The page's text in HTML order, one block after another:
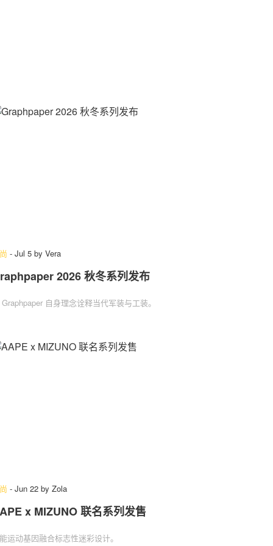
- Jul 5 by Vera
2026 秋冬系列发布
自身理念诠释当代军装与工装。
- Jun 22 by Zola
x MIZUNO 联名系列发售
运动基因融合标志性迷彩设计。